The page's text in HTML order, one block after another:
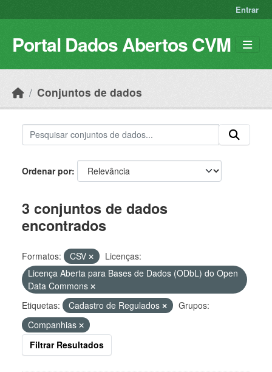
Entrar
Portal Dados Abertos CVM
Conjuntos de dados
Ordenar por
3 conjuntos de dados
encontrados
Formatos: CSV
Licenças:
Licença Aberta para Bases de Dados (ODbL) do Open
Data Commons
Etiquetas:
Cadastro de Regulados
Grupos:
Companhias
Filtrar Resultados